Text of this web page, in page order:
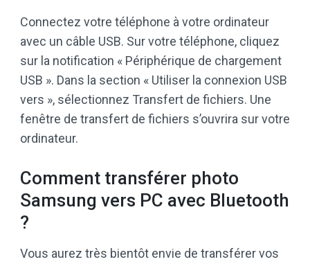
Connectez votre téléphone à votre ordinateur
avec un câble USB. Sur votre téléphone, cliquez
sur la notification « Périphérique de chargement
USB ». Dans la section « Utiliser la connexion USB
vers », sélectionnez Transfert de fichiers. Une
fenêtre de transfert de fichiers s’ouvrira sur votre
ordinateur.
Comment transférer photo
Samsung vers PC avec Bluetooth
?
Vous aurez très bientôt envie de transférer vos